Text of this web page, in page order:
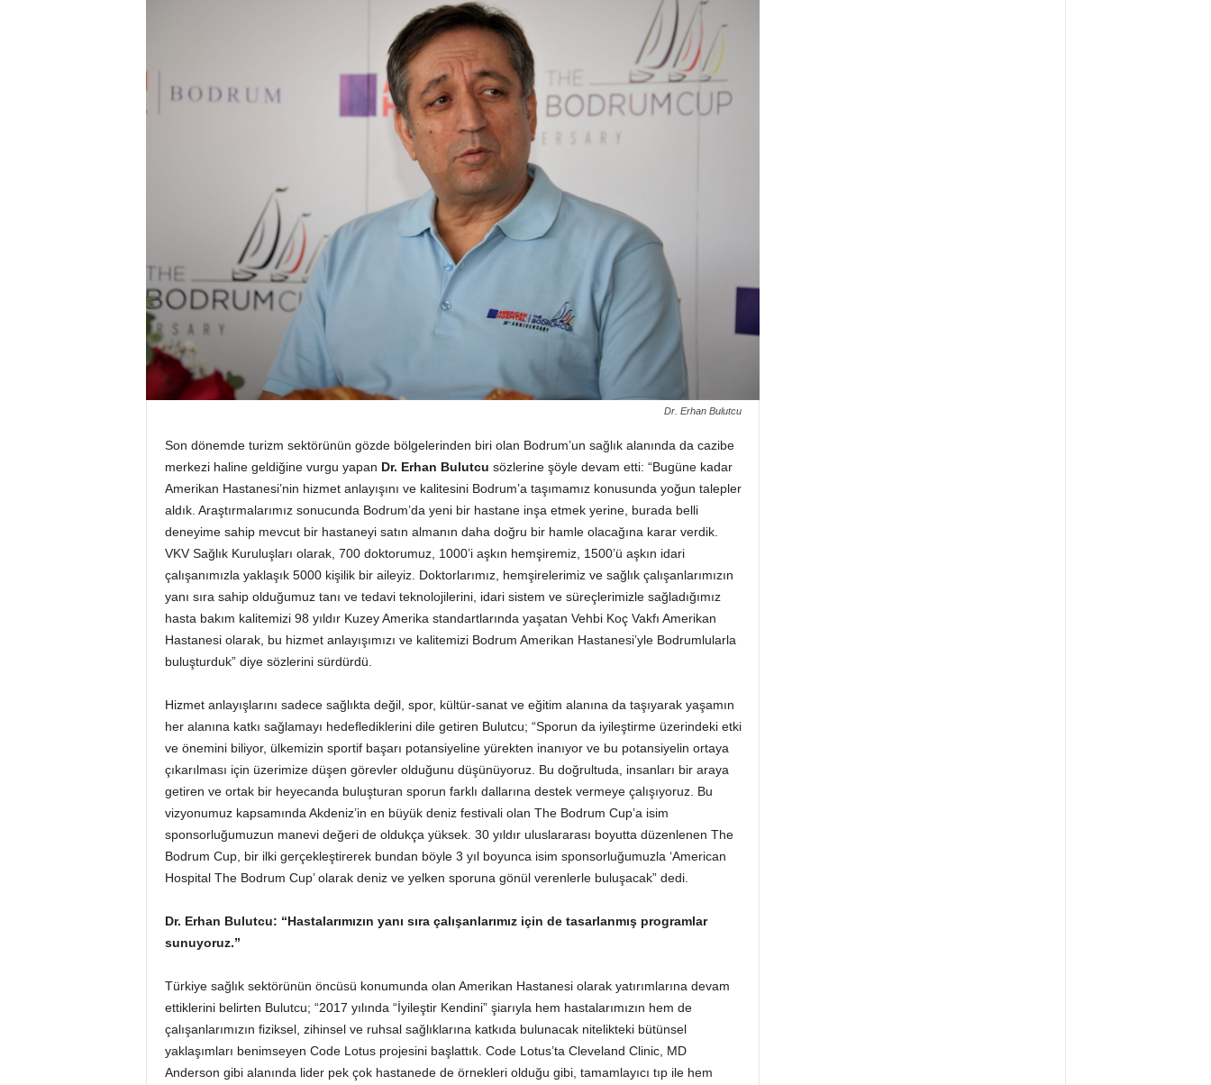
Dr. Erhan Bulutcu
Son dönemde turizm sektörünün gözde bölgelerinden biri olan Bodrum’un sağlık alanında da cazibe
merkezi haline geldiğine vurgu yapan Dr. Erhan Bulutcu sözlerine şöyle devam etti: “Bugüne kadar
Amerikan Hastanesi’nin hizmet anlayışını ve kalitesini Bodrum’a taşımamız konusunda yoğun talepler
aldık. Araştırmalarımız sonucunda Bodrum’da yeni bir hastane inşa etmek yerine, burada belli
deneyime sahip mevcut bir hastaneyi satın almanın daha doğru bir hamle olacağına karar verdik.
VKV Sağlık Kuruluşları olarak, 700 doktorumuz, 1000’i aşkın hemşiremiz, 1500’ü aşkın idari
çalışanımızla yaklaşık 5000 kişilik bir aileyiz. Doktorlarımız, hemşirelerimiz ve sağlık çalışanlarımızın
yanı sıra sahip olduğumuz tanı ve tedavi teknolojilerini, idari sistem ve süreçlerimizle sağladığımız
hasta bakım kalitemizi 98 yıldır Kuzey Amerika standartlarında yaşatan Vehbi Koç Vakfı Amerikan
Hastanesi olarak, bu hizmet anlayışımızı ve kalitemizi Bodrum Amerikan Hastanesi’yle Bodrumlularla
buluşturduk” diye sözlerini sürdürdü.
Hizmet anlayışlarını sadece sağlıkta değil, spor, kültür-sanat ve eğitim alanına da taşıyarak yaşamın
her alanına katkı sağlamayı hedeflediklerini dile getiren Bulutcu; “Sporun da iyileştirme üzerindeki etki
ve önemini biliyor, ülkemizin sportif başarı potansiyeline yürekten inanıyor ve bu potansiyelin ortaya
çıkarılması için üzerimize düşen görevler olduğunu düşünüyoruz. Bu doğrultuda, insanları bir araya
getiren ve ortak bir heyecanda buluşturan sporun farklı dallarına destek vermeye çalışıyoruz. Bu
vizyonumuz kapsamında Akdeniz’in en büyük deniz festivali olan The Bodrum Cup’a isim
sponsorluğumuzun manevi değeri de oldukça yüksek. 30 yıldır uluslararası boyutta düzenlenen The
Bodrum Cup, bir ilki gerçekleştirerek bundan böyle 3 yıl boyunca isim sponsorluğumuzla ‘American
Hospital The Bodrum Cup’ olarak deniz ve yelken sporuna gönül verenlerle buluşacak” dedi.
Dr. Erhan Bulutcu: “Hastalarımızın yanı sıra çalışanlarımız için de tasarlanmış programlar
sunuyoruz.”
Türkiye sağlık sektörünün öncüsü konumunda olan Amerikan Hastanesi olarak yatırımlarına devam
ettiklerini belirten Bulutcu; “2017 yılında “İyileştir Kendini” şiarıyla hem hastalarımızın hem de
çalışanlarımızın fiziksel, zihinsel ve ruhsal sağlıklarına katkıda bulunacak nitelikteki bütünsel
yaklaşımları benimseyen Code Lotus projesini başlattık. Code Lotus’ta Cleveland Clinic, MD
Anderson gibi alanında lider pek çok hastanede de örnekleri olduğu gibi, tamamlayıcı tıp ile hem